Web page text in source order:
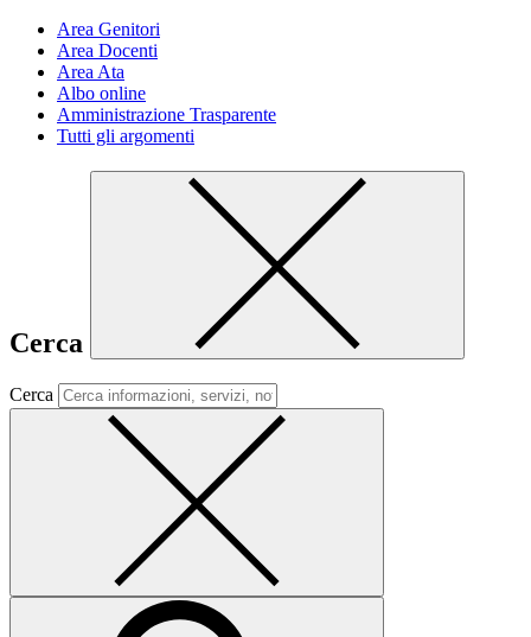
Area Genitori
Area Docenti
Area Ata
Albo online
Amministrazione Trasparente
Tutti gli argomenti
Cerca
Cerca